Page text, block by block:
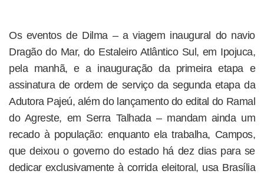
Os eventos de Dilma – a viagem inaugural do navio
Dragão do Mar, do Estaleiro Atlântico Sul, em Ipojuca,
pela manhã, e a inauguração da primeira etapa e
assinatura de ordem de serviço da segunda etapa da
Adutora Pajeú, além do lançamento do edital do Ramal
do Agreste, em Serra Talhada – mandam ainda um
recado à população: enquanto ela trabalha, Campos,
que deixou o governo do estado há dez dias para se
dedicar exclusivamente à corrida eleitoral, usa Brasília